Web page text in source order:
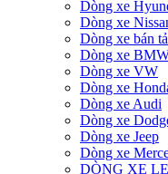
Dòng xe
Dòng xe
Dòng xe bán
Dòng xe
Dòng xe VW
Dòng xe
Dòng xe Audi
Dòng xe
Dòng xe Jeep
Dòng xe
DÒNG XE